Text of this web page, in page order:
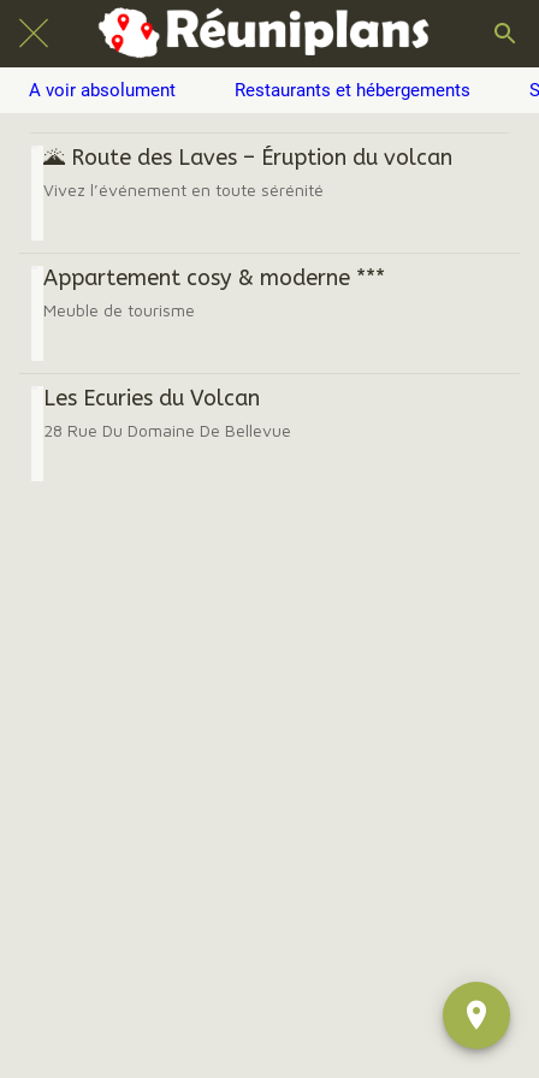
A voir absolument Restaurants et hébergements
🌋 Route des Laves – Éruption du volcan
Vivez l’événement en toute sérénité
Appartement cosy & moderne ***
Meuble de tourisme
Les Ecuries du Volcan
28 Rue Du Domaine De Bellevue